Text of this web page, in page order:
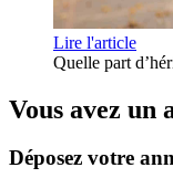
Lire l'article
Quelle part
Vous avez un
Déposez votre